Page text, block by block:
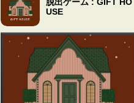
脱出ゲーム : GIFT HO
USE